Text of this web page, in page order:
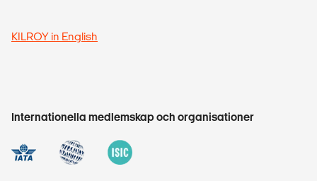
KILROY in English
Internationella medlemskap och organisationer